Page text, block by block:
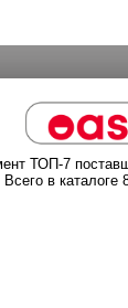
ТОП-7
в каталоге